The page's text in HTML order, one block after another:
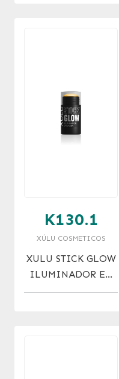
K130.1
XÚLU COSMETICOS
XULU STICK GLOW
ILUMINADOR EN
BARRA NRO. 1